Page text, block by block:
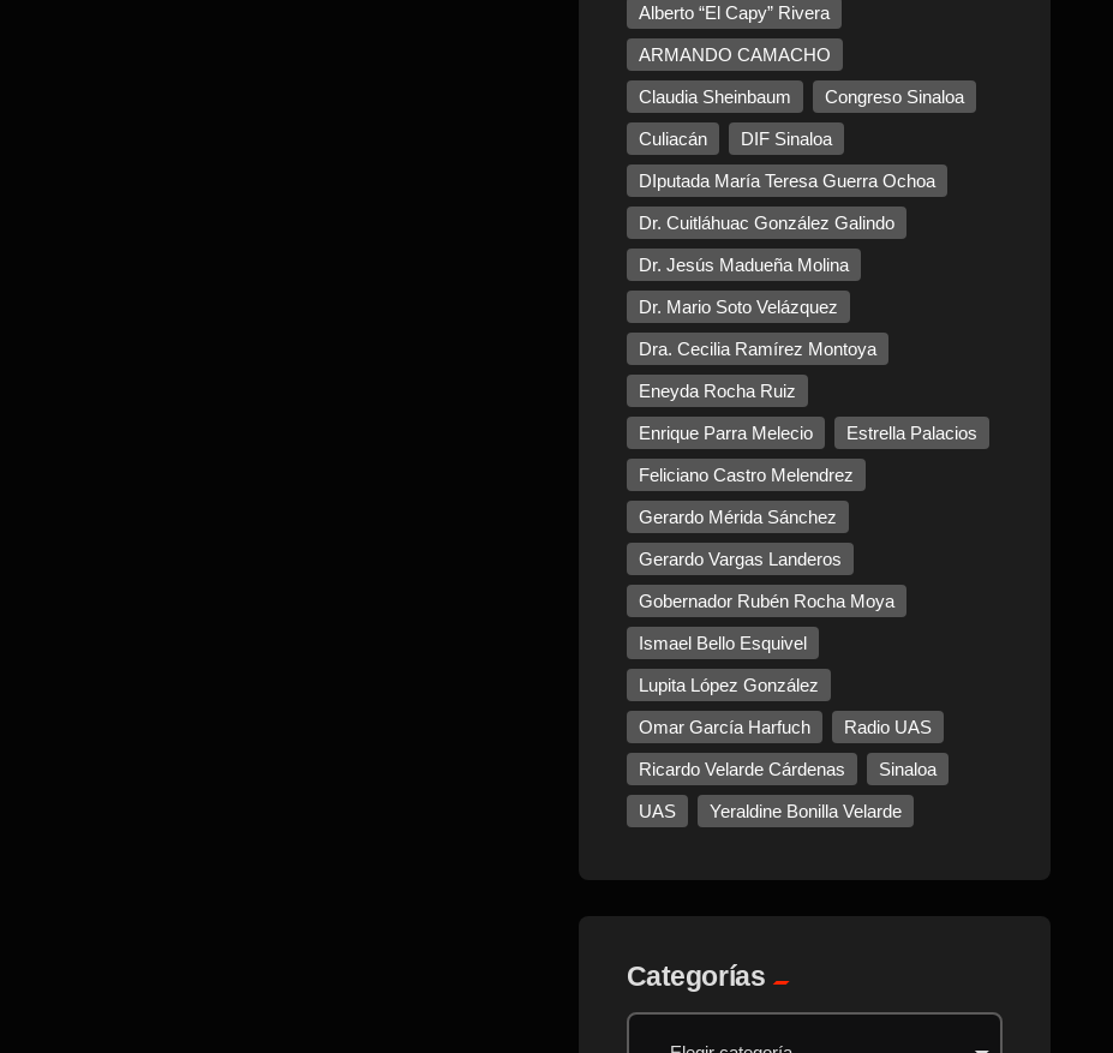
Alberto “El Capy” Rivera
ARMANDO CAMACHO
Claudia Sheinbaum Congreso Sinaloa
Culiacán DIF Sinaloa
DIputada María Teresa Guerra Ochoa
Dr. Cuitláhuac González Galindo
Dr. Jesús Madueña Molina
Dr. Mario Soto Velázquez
Dra. Cecilia Ramírez Montoya
Eneyda Rocha Ruiz
Enrique Parra Melecio Estrella Palacios
Feliciano Castro Melendrez
Gerardo Mérida Sánchez
Gerardo Vargas Landeros
Gobernador Rubén Rocha Moya
Ismael Bello Esquivel
Lupita López González
Omar García Harfuch Radio UAS
Ricardo Velarde Cárdenas Sinaloa
UAS Yeraldine Bonilla Velarde
Categorías